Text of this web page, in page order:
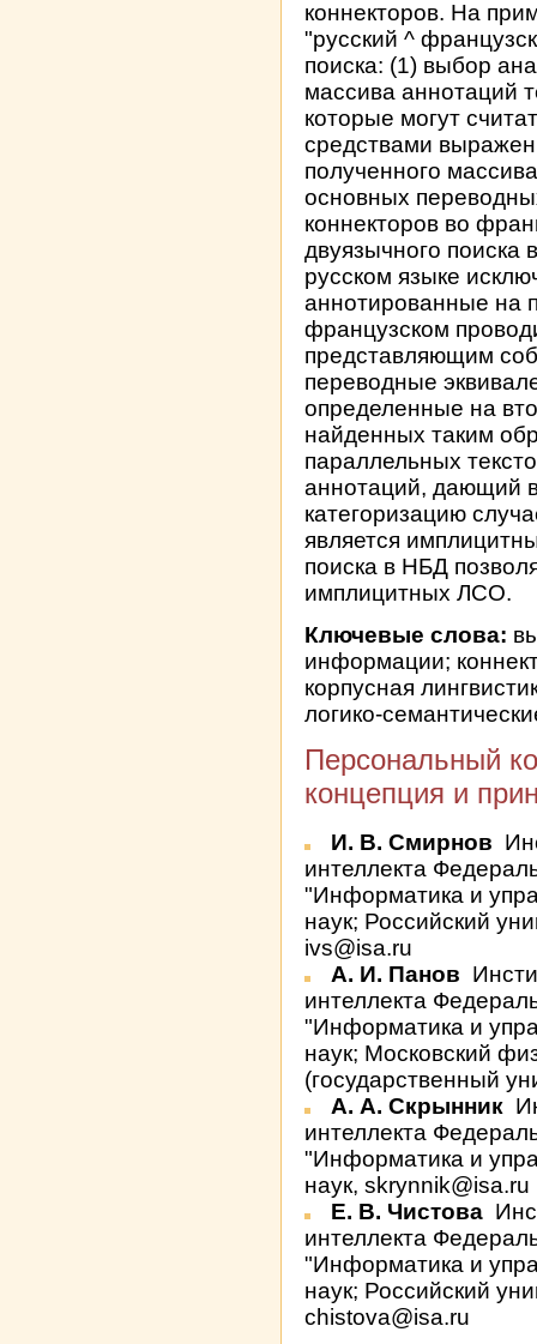
коннекторов. На
"русский ^
поиска: (1) выбор
массива аннотаций
которые могут
средствами
полученного
основных
коннекторов во
двуязычного поиска
русском языке
аннотированные на
французском
представляющим
переводные
определенные на
найденных таким
параллельных
аннотаций, дающий
категоризацию
является
поиска в НБД
имплицитных ЛСО.
Ключевые слова:
информации;
корпусная
логико-
Персональный
концепция и
И. В. Смирнов
интеллекта
"Информатика и
наук; Российский
ivs@isa.ru
А. И. Панов
интеллекта
"Информатика и
наук; Московский
(государственный
А. А. Скрынник
интеллекта
"Информатика и
наук, skrynnik@isa.ru
Е. В. Чистова
интеллекта
"Информатика и
наук; Российский
chistova@isa.ru